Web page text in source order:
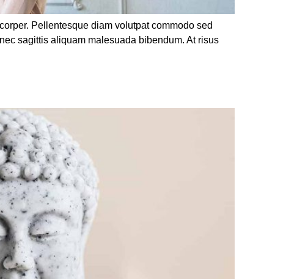
Pellentesque diam volutpat commodo sed
sagittis aliquam malesuada bibendum. At risus